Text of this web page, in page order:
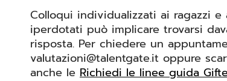
Colloqui individualizzati ai ragazzi
iperdotati può implicare trovarsi
risposta. Per chiedere un
valutazioni@talentgate.it oppure
anche le Richiedi le linee guida